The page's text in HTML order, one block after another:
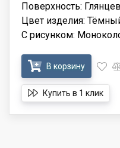
Поверхность:
Цвет изделия:
С рисунком:
В корзину
Купить в 1 клик